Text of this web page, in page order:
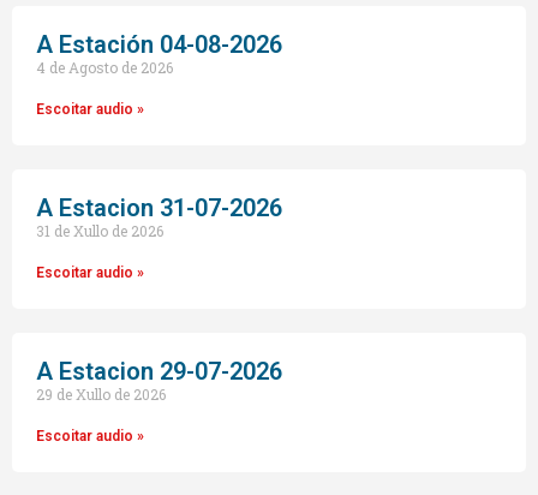
A Estación 04-08-2026
4 de Agosto de 2026
Escoitar audio »
A Estacion 31-07-2026
31 de Xullo de 2026
Escoitar audio »
A Estacion 29-07-2026
29 de Xullo de 2026
Escoitar audio »